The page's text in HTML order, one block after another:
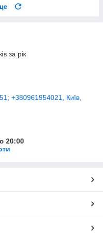
за рік
+380961954021, Київ,
20:00